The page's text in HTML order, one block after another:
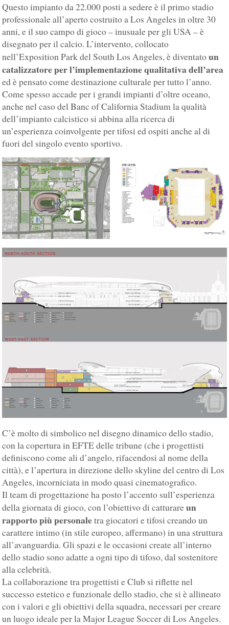
Questo impianto da 22.000 posti a sedere è il primo stadio
professionale all’aperto costruito a Los Angeles in oltre 30
anni, e il suo campo di gioco – inusuale per gli USA – è
disegnato per il calcio. L’intervento, collocato
nell’Exposition Park del South Los Angeles, è diventatoun
catalizzatore per l’implementazione qualitativa dell’area
ed è pensato come destinazione culturale per tutto l’anno.
Come spesso accade per i grandi impianti d’oltre oceano,
anche nel caso del Banc of California Stadium la qualità
dell’impianto calcistico si abbina alla ricerca di
un’esperienza coinvolgente per tifosi ed ospiti anche al di
fuori del singolo evento sportivo.
C’è molto di simbolico nel disegno dinamico dello stadio,
con la copertura in EFTE delle tribune (che i progettisti
definiscono come ali d’angelo, rifacendosi al nome della
città), e l’apertura in direzione dello skyline del centro di Los
Angeles, incorniciata in modo quasi cinematografico.
Il team di progettazione ha posto l’accento sull’esperienza
della giornata di gioco, con l’obiettivo di catturareun
rapporto più personaletra giocatori e tifosi creando un
carattere intimo (in stile europeo, affermano) in una struttura
all’avanguardia. Gli spazi e le occasioni create all’interno
dello stadio sono adatte a ogni tipo di tifoso, dal sostenitore
alla celebrità.
La collaborazione tra progettisti e Club si riflette nel
successo estetico e funzionale dello stadio, che si è allineato
con i valori e gli obiettivi della squadra, necessari per creare
un luogo ideale per la Major League Soccer di Los Angeles.